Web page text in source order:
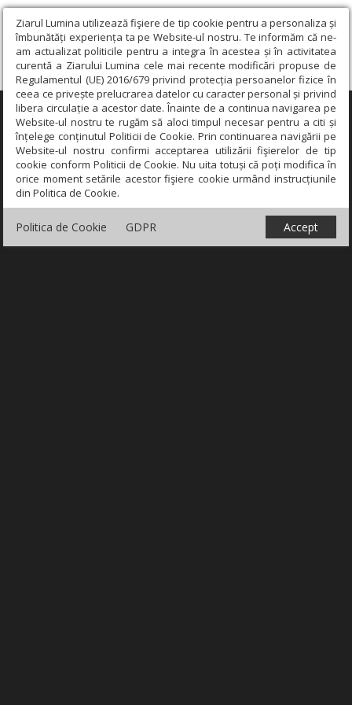
Ziarul Lumina utilizează fişiere de tip cookie pentru a personaliza și
îmbunătăți experiența ta pe Website-ul nostru. Te informăm că ne-
am actualizat politicile pentru a integra în acestea și în activitatea
curentă a Ziarului Lumina cele mai recente modificări propuse de
Regulamentul (UE) 2016/679 privind protecția persoanelor fizice în
ceea ce privește prelucrarea datelor cu caracter personal și privind
libera circulație a acestor date. Înainte de a continua navigarea pe
Website-ul nostru te rugăm să aloci timpul necesar pentru a citi și
înțelege conținutul Politicii de Cookie. Prin continuarea navigării pe
Website-ul nostru confirmi acceptarea utilizării fişierelor de tip
cookie conform Politicii de Cookie. Nu uita totuși că poți modifica în
orice moment setările acestor fişiere cookie urmând instrucțiunile
din Politica de Cookie.
Politica de Cookie GDPR Accept
×